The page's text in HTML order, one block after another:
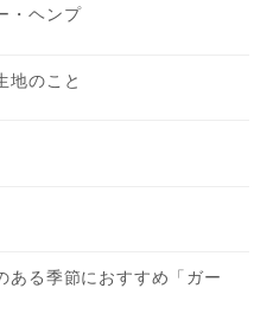
・ヘンプ
地のこと
ある季節におすすめ「ガー